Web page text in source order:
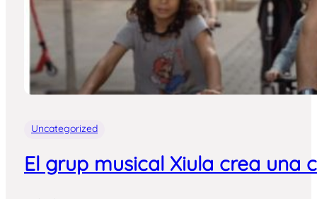
Uncategorized
El grup musical Xiula crea una